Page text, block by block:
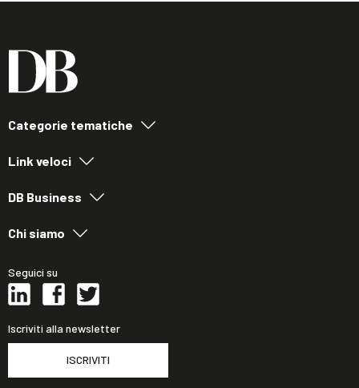
Categorie tematiche
Link veloci
DB Business
Chi siamo
Seguici su
Iscriviti alla newsletter
ISCRIVITI